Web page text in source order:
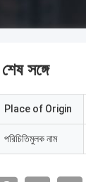
সঙ্গে
Place of Origin
পরিচিতিমুলক নাম